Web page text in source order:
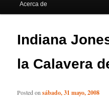
Acerca de
Indiana
la Calavera
Posted onsábado, 31 mayo, 2008